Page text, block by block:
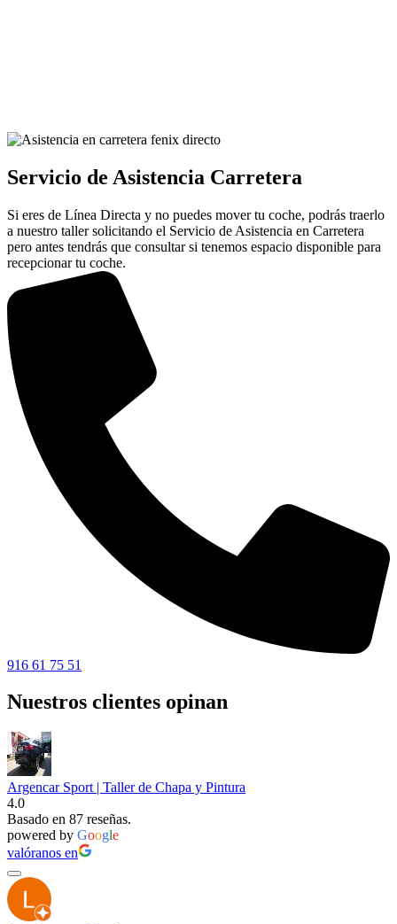
Servicio de Asistencia Carretera
Si eres de Línea Directa y no puedes mover tu coche, podrás traerlo
a nuestro taller solicitando el Servicio de Asistencia en Carretera
pero antes tendrás que consultar si tenemos espacio disponible para
recepcionar tu coche.
916 61 75 51
Nuestros clientes opinan
Argencar Sport | Taller de Chapa y Pintura
4.0
Basado en 87 reseñas.
powered by Google
valóranos en